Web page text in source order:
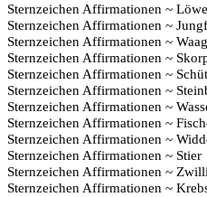
Sternzeichen Affirmationen ~ Löwe
Sternzeichen Affirmationen ~
Sternzeichen Affirmationen ~
Sternzeichen Affirmationen ~
Sternzeichen Affirmationen ~
Sternzeichen Affirmationen ~
Sternzeichen Affirmationen ~
Sternzeichen Affirmationen ~
Sternzeichen Affirmationen ~
Sternzeichen Affirmationen ~ Stier
Sternzeichen Affirmationen ~
Sternzeichen Affirmationen ~